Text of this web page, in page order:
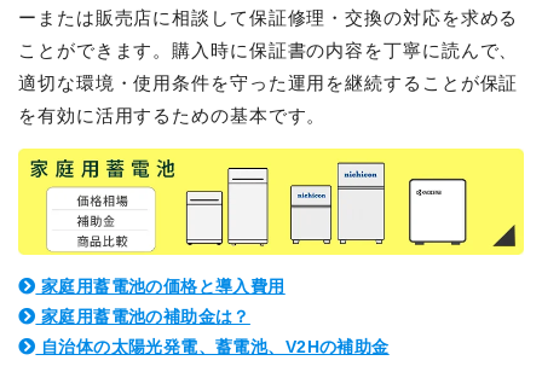
ーまたは販売店に相談して保証修理・交換の対応を求める
ことができます。購入時に保証書の内容を丁寧に読んで、
適切な環境・使用条件を守った運用を継続することが保証
を有効に活用するための基本です。
家庭用蓄電池の価格と導入費用
家庭用蓄電池の補助金は？
自治体の太陽光発電、蓄電池、V2Hの補助金